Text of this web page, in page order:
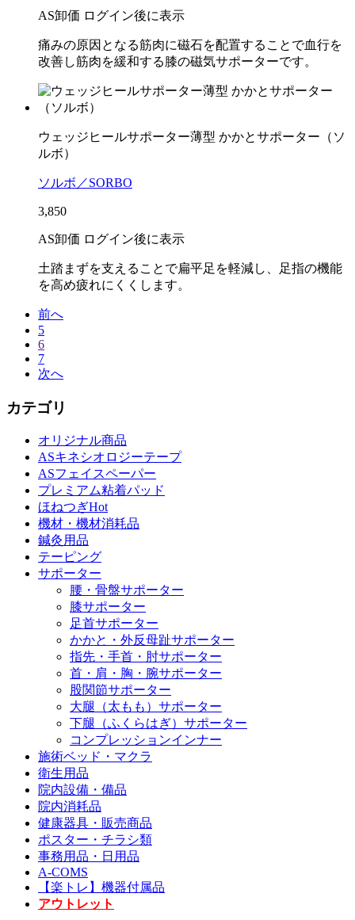
AS卸価 ログイン後に表示
痛みの原因となる筋肉に磁石を配置することで血行を
改善し筋肉を緩和する膝の磁気サポーターです。
ウェッジヒールサポーター薄型 かかとサポーター（ソ
ルボ）
ソルボ／SORBO
3,850
AS卸価 ログイン後に表示
土踏まずを支えることで扁平足を軽減し、足指の機能
を高め疲れにくくします。
前へ
5
6
7
次へ
カテゴリ
オリジナル商品
ASキネシオロジーテープ
ASフェイスペーパー
プレミアム粘着パッド
ほねつぎHot
機材・機材消耗品
鍼灸用品
テーピング
サポーター
腰・骨盤サポーター
膝サポーター
足首サポーター
かかと・外反母趾サポーター
指先・手首・肘サポーター
首・肩・胸・腕サポーター
股関節サポーター
大腿（太もも）サポーター
下腿（ふくらはぎ）サポーター
コンプレッションインナー
施術ベッド・マクラ
衛生用品
院内設備・備品
院内消耗品
健康器具・販売商品
ポスター・チラシ類
事務用品・日用品
A-COMS
【楽トレ】機器付属品
アウトレット